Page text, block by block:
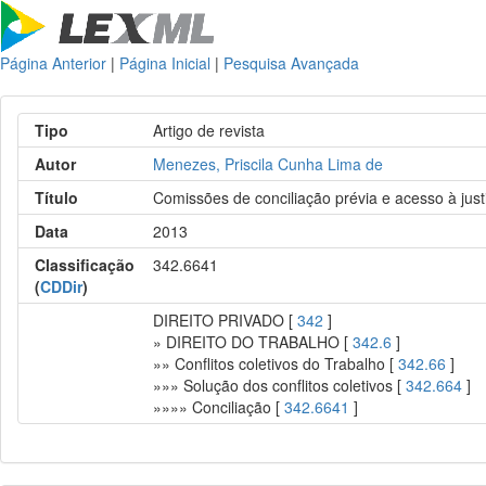
Página Anterior | Página Inicial | Pesquisa Avançada
Tipo
Artigo de revista
Autor
Menezes, Priscila Cunha Lima de
Título
Comissões de conciliação prévia e acesso à
Data
2013
Classificação
(CDDir)
342.6641
DIREITO PRIVADO [342 ]
» DIREITO DO TRABALHO [342.6 ]
»» Conflitos coletivos do Trabalho [342.66 ]
»»» Solução dos conflitos coletivos [342.664 ]
»»»» Conciliação [342.6641 ]